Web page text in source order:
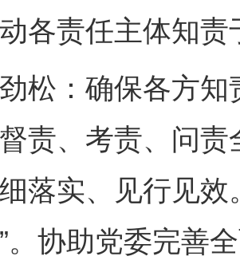
各责任主体知
：确保各方知
责、考责、问
落实、见行见效
。协助党委完善